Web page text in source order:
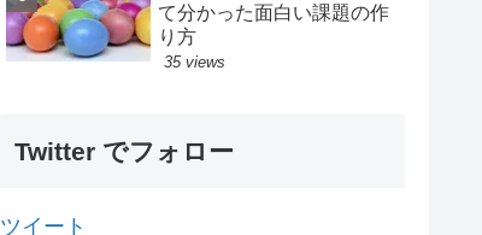
て分かった面白い課題の作
り方
35 views
Twitter でフォロー
ツイート